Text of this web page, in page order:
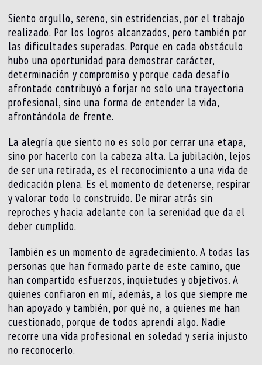
Siento orgullo, sereno, sin estridencias, por el trabajo
realizado. Por los logros alcanzados, pero también por
las dificultades superadas. Porque en cada obstáculo
hubo una oportunidad para demostrar carácter,
determinación y compromiso y porque cada desafío
afrontado contribuyó a forjar no solo una trayectoria
profesional, sino una forma de entender la vida,
afrontándola de frente.
La alegría que siento no es solo por cerrar una etapa,
sino por hacerlo con la cabeza alta. La jubilación, lejos
de ser una retirada, es el reconocimiento a una vida de
dedicación plena. Es el momento de detenerse, respirar
y valorar todo lo construido. De mirar atrás sin
reproches y hacia adelante con la serenidad que da el
deber cumplido.
También es un momento de agradecimiento. A todas las
personas que han formado parte de este camino, que
han compartido esfuerzos, inquietudes y objetivos. A
quienes confiaron en mí, además, a los que siempre me
han apoyado y también, por qué no, a quienes me han
cuestionado, porque de todos aprendí algo. Nadie
recorre una vida profesional en soledad y sería injusto
no reconocerlo.